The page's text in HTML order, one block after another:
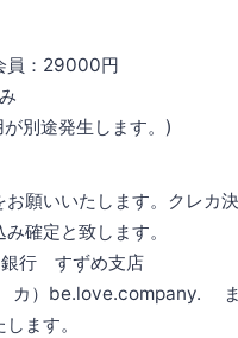
員：29000円
別途発生します。)
お願いいたします。クレカ
確定と致します。
行 すずめ支店
）be.love.company. ま
ます。